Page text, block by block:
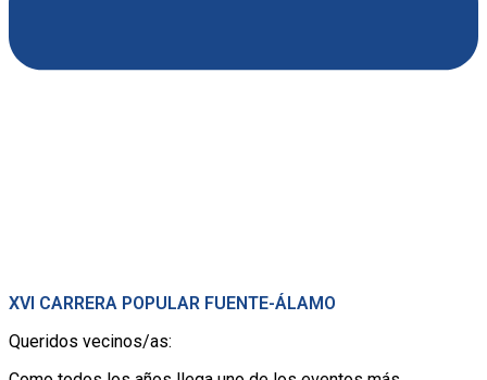
XVI CARRERA POPULAR FUENTE-ÁLAMO
Queridos vecinos/as: